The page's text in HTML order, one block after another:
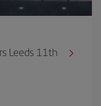
Leeds 11th